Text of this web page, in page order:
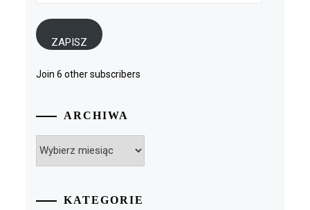
ZAPISZ
Join 6 other subscribers
ARCHIWA
KATEGORIE